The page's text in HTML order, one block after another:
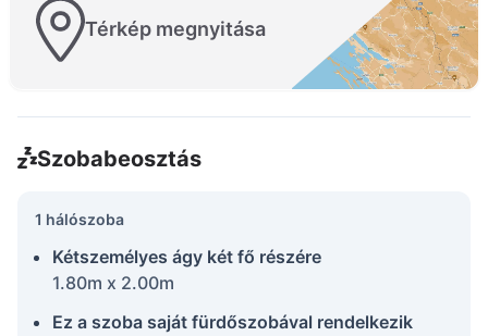
Térkép megnyitása
Szobabeosztás
1 hálószoba
Kétszemélyes ágy két fő részére
1.80m x 2.00m
Ez a szoba saját fürdőszobával rendelkezik